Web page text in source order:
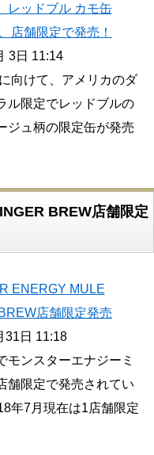
ッドブル カモ缶
店舗限定で発売！
3日 11:14
向けて、アメリカのダ
ル限定でレッドブルの
ジュ柄の限定缶が発売
BREW店舗限定
ENERGY MULE
店舗限定発売
31日 11:18
モンスターエナジーミ
舗限定で発売されてい
年7月現在は1店舗限定